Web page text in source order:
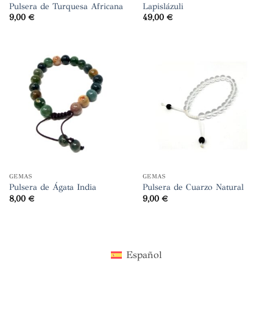
Pulsera de Turquesa Africana
9,00 €
Lapislázuli
49,00 €
GEMAS
Pulsera de Ágata India
8,00 €
GEMAS
Pulsera de Cuarzo Natural
9,00 €
Español